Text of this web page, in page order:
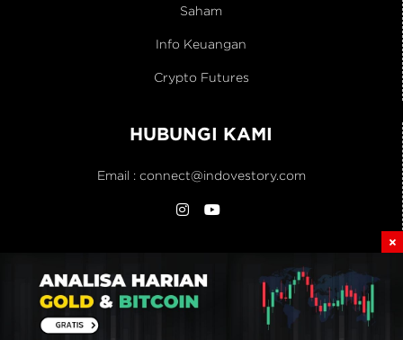
Saham
Info Keuangan
Crypto Futures
HUBUNGI KAMI
Email : connect@indovestory.com